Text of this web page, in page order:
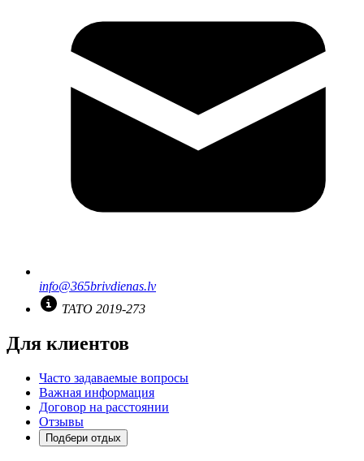
info@365brivdienas.lv
TATO 2019-273
Для клиентов
Часто задаваемые вопросы
Важная информация
Договор на расстоянии
Отзывы
Подбери отдых